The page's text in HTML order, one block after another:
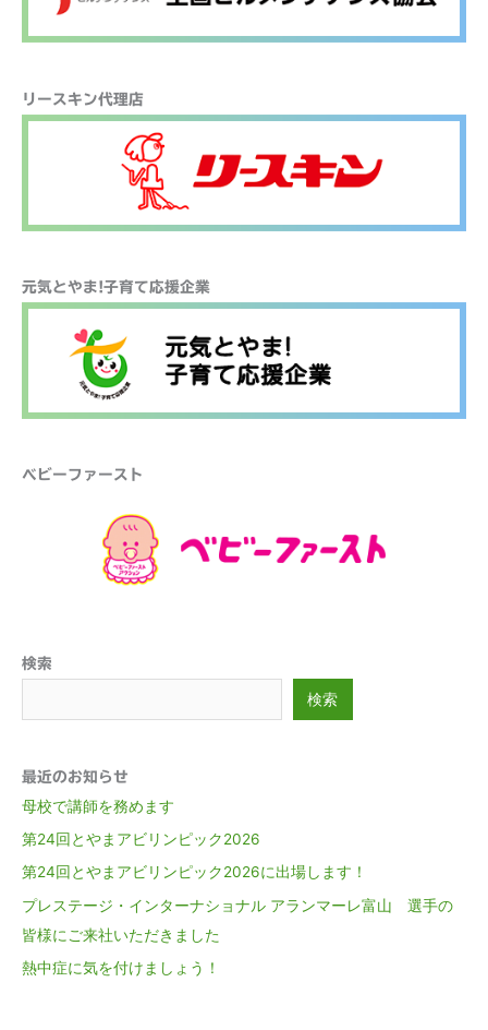
リースキン代理店
元気とやま!子育て応援企業
ベビーファースト
検索
検索
最近のお知らせ
母校で講師を務めます
第24回とやまアビリンピック2026
第24回とやまアビリンピック2026に出場します！
プレステージ・インターナショナル アランマーレ富山 選手の
皆様にご来社いただきました
熱中症に気を付けましょう！